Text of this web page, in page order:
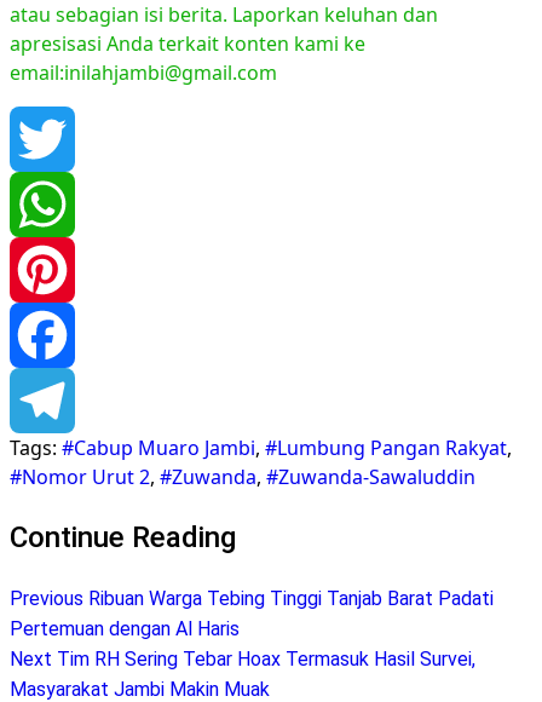
atau sebagian isi berita. Laporkan keluhan dan
apresisasi Anda terkait konten kami ke
email:inilahjambi@gmail.com
Twitter
WhatsApp
Pinterest
Facebook
Telegram
Tags: #Cabup Muaro Jambi, #Lumbung Pangan Rakyat,
#Nomor Urut 2, #Zuwanda, #Zuwanda-Sawaluddin
Continue Reading
Previous Ribuan Warga Tebing Tinggi Tanjab Barat Padati
Pertemuan dengan Al Haris
Next Tim RH Sering Tebar Hoax Termasuk Hasil Survei,
Masyarakat Jambi Makin Muak